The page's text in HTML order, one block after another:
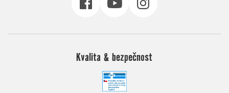
Kvalita & bezpečnost